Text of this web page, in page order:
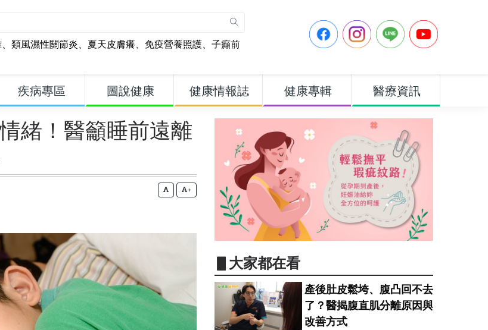
、 類風濕性關節炎、 夏天皮膚癢、 免疫營養照護、 子癲前
疾病專區 圖說健康 健康情報誌 健康專輯 醫療資訊
緒！醫籲睡前遠離
+
▋大家都在看
產後肚皮鬆垮、腹凸回不去
了？醫揭腹直肌分離原因與
改善方式